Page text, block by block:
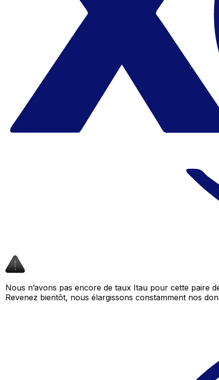
Nous n’avons pas encore de taux Itau pour cette paire
Revenez bientôt, nous élargissons constamment nos